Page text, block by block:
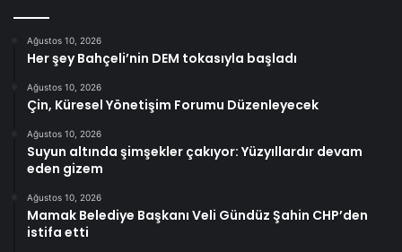
Ağustos 10, 2026
Her şey Bahçeli’nin DEM tokasıyla başladı
Ağustos 10, 2026
Çin, Küresel Yönetişim Forumu Düzenleyecek
Ağustos 10, 2026
Suyun altında şimşekler çakıyor: Yüzyıllardır devam
eden gizem
Ağustos 10, 2026
Mamak Belediye Başkanı Veli Gündüz Şahin CHP’den
istifa etti